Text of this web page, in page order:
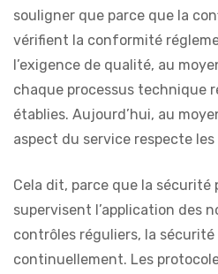
souligner que parce que la
vérifient la conformité
l’exigence de qualité, au
chaque processus technique
établies. Aujourd’hui, au
aspect du service respecte
Cela dit, parce que la sécurité
supervisent l’application des
contrôles réguliers, la sécurité
continuellement. Les